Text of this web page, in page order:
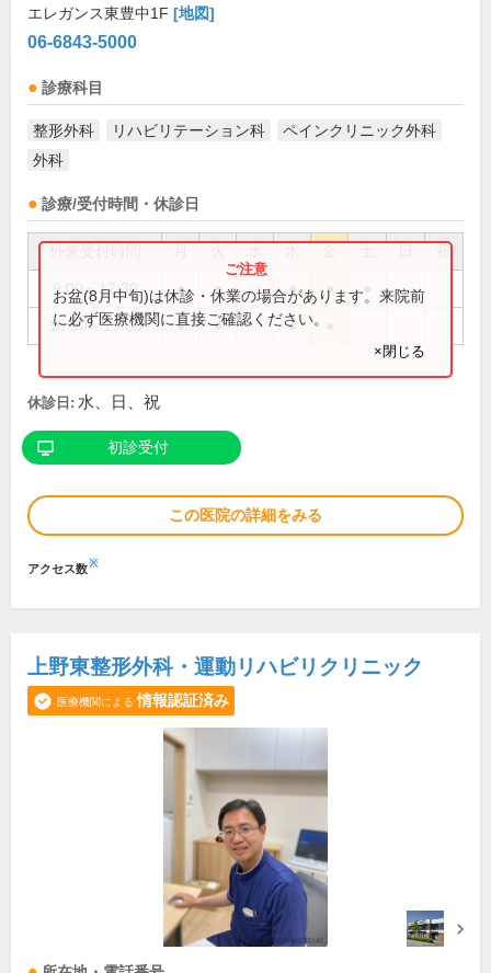
エレガンス東豊中1F [地図]
06-6843-5000
診療科目
整形外科 リハビリテーション科
ペインクリニック外科
外科
診療/受付時間・休診日
祝
9:00～12:30 ● ● ● ●
16:00～19:30 ● ● ●
お盆(8月中旬)は休診・休業の場合があります。来院前
に必ず医療機関に直接ご確認ください。
×閉じる
休診日: 水、日、祝
初診受付
この医院の詳細をみる
アクセス数※
上野東整形外科・運動リハビリクリニック
医療機関による 情報認証済み